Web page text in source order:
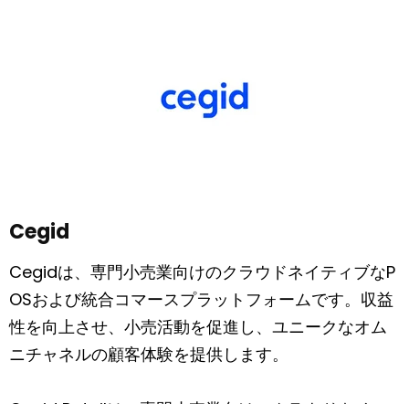
Cegid
Cegidは、専門小売業向けのクラウドネイティブなP
OSおよび統合コマースプラットフォームです。収益
性を向上させ、小売活動を促進し、ユニークなオム
ニチャネルの顧客体験を提供します。